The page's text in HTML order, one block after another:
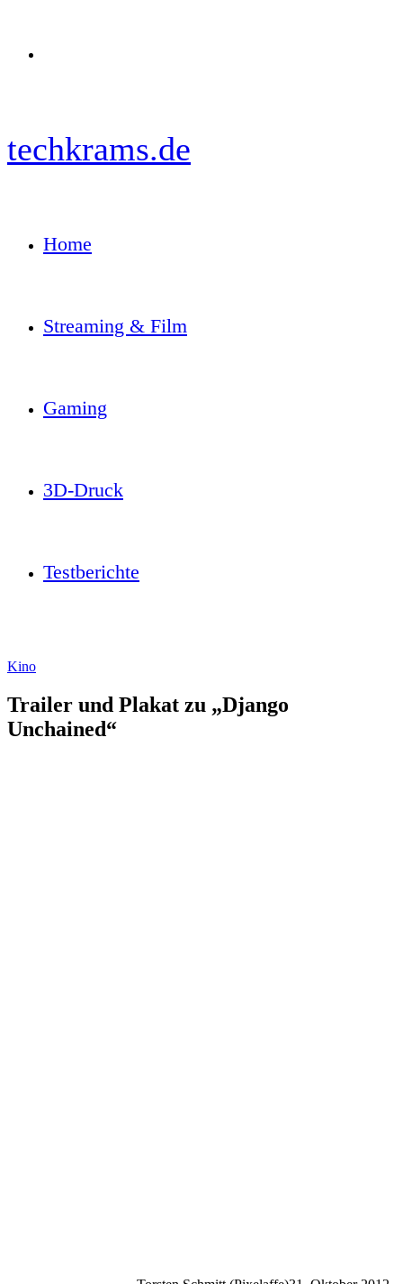
techkrams.de
Home
Streaming & Film
Gaming
3D-Druck
Testberichte
Kino
Trailer und Plakat zu „Django
Unchained“